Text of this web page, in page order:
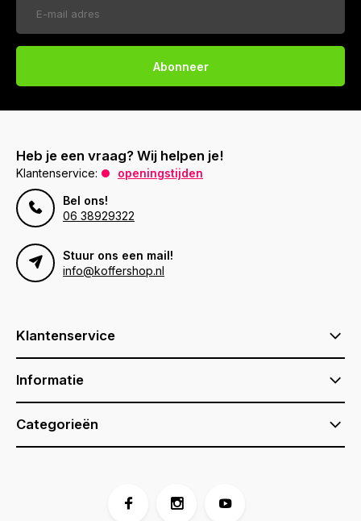
Abonneer
Heb je een vraag? Wij helpen je!
Klantenservice:
openingstijden
Bel ons!
06 38929322
Stuur ons een mail!
info@koffershop.nl
Klantenservice
Informatie
Categorieën